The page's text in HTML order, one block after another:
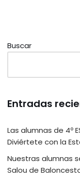
Buscar
Entradas
Las alumnas de 4º
Diviértete con la
Nuestras alumnas
Salou de